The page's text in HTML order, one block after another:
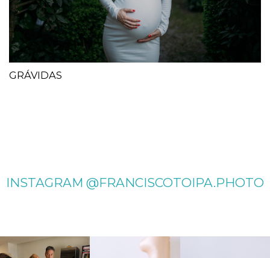
GRÁVIDAS
INSTAGRAM @FRANCISCOTOIPA.PHOTO